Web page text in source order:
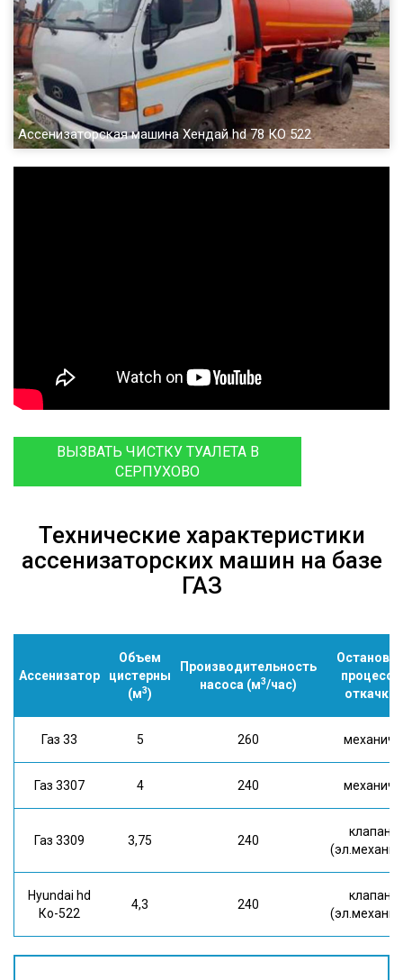
Ассенизаторская машина Хендай hd 78 КО 522
ВЫЗВАТЬ ЧИСТКУ ТУАЛЕТА В
СЕРПУХОВО
Технические характеристики
ассенизаторских машин на базе
ГАЗ
Ассенизатор
Объем
цистерны
(м3)
Производительность
насоса (м3/час)
Остановка
процесса
откачки
Газ 33 5 260 механич.
Газ 3307 4 240 механич.
Газ 3309 3,75 240
клапан
Hyundai hd
Ко-522
4,3 240
клапан